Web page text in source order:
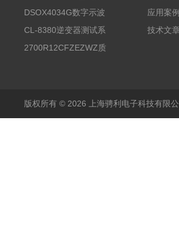
试台系统
DSOX4034G数字示波
器
CL-8380逆变器测试系
统台
2700R12CFZEZWZ质
应用案例
技术文
版权所有 © 2026 上海骋利电子科技有限